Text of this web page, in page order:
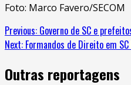
Foto: Marco Favero/SECOM
Continue
Reading
Previous: Governo de SC e
Next: Formandos de Direito em
Outras reportagens